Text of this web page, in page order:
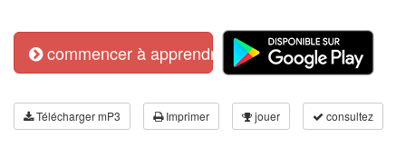
commencer à apprendre
Télécharger mP3 Imprimer jouer consultez